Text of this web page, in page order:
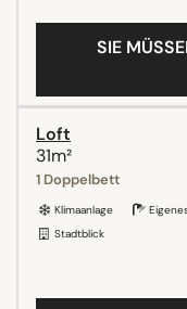
SIE
Loft
31m²
1 Doppelbett
Klimaanlage
Stadtblick